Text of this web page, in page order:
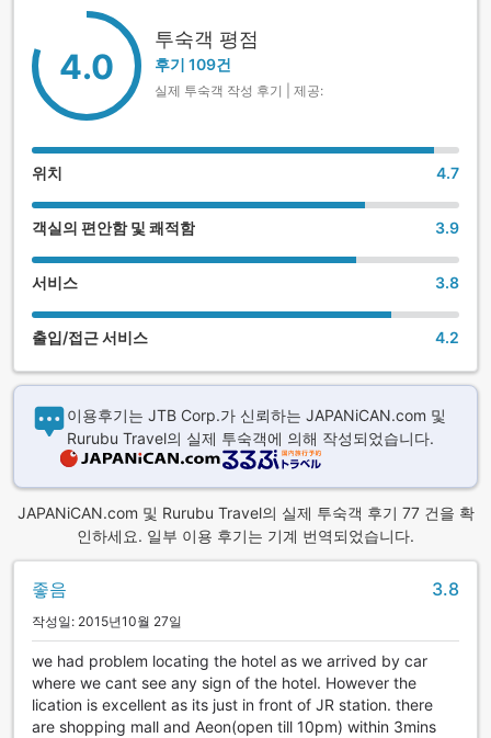
4.0
투숙객 평점
후기 109건
실제 투숙객 작성 후기 | 제공:
위치 4.7
객실의 편안함 및 쾌적함 3.9
서비스 3.8
출입/접근 서비스 4.2
이용후기는 JTB Corp.가 신뢰하는 JAPANiCAN.com 및
Rurubu Travel의 실제 투숙객에 의해 작성되었습니다.
JAPANiCAN.com 및 Rurubu Travel의 실제 투숙객 후기 77 건을 확
인하세요. 일부 이용 후기는 기계 번역되었습니다.
좋음 3.8
작성일: 2015년10월 27일
we had problem locating the hotel as we arrived by car
where we cant see any sign of the hotel. However the
lication is excellent as its just in front of JR station. there
are shopping mall and Aeon(open till 10pm) within 3mins